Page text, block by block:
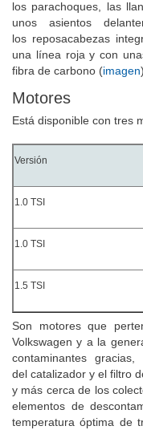
los parachoques, las
unos asientos
los reposacabezas
una línea roja y con
fibra de carbono (imagen).
Motores
Está disponible con tres
Versión
1.0 TSI
1.0 TSI
1.5 TSI
Son motores que
Volkswagen y a la
contaminantes
del catalizador y el filtro
y más cerca de los
elementos de
temperatura óptima de